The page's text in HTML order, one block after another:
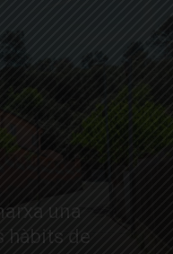
una
hàbits de